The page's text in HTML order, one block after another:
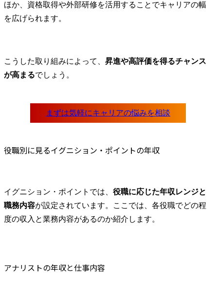
ほか、資格取得や外部研修を活用することでキャリアの幅
を広げられます。
こうした取り組みによって、 昇進や高評価を得るチャンス
が高まるでしょう。
役職別に見るイグニション・ポイントの年収
イグニション・ポイントでは、 役職に応じた年収レンジと
職務内容が設定されています。ここでは、各役職でどの程
度の収入と業務内容があるのか紹介します。
アナリストの年収と仕事内容